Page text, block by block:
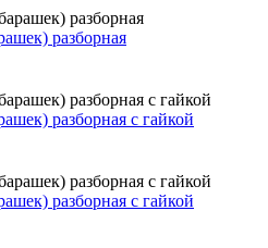
разборная
разборная с гайкой
разборная с гайкой